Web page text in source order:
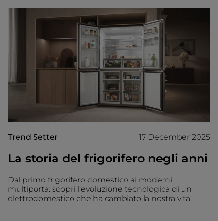
Trend Setter 17 December 2025
La storia del frigorifero negli anni
Dal primo frigorifero domestico ai moderni
multiporta: scopri l’evoluzione tecnologica di un
elettrodomestico che ha cambiato la nostra vita.